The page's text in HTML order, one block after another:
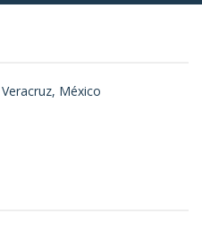
México